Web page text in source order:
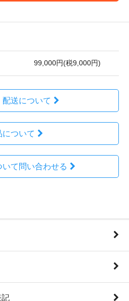
99,000円(税9,000円)
配送について
について
いて問い合わせる
記